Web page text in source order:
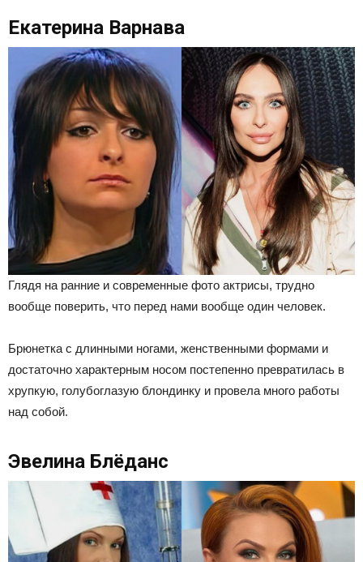
Екатерина Варнава
Глядя на ранние и современные фото актрисы, трудно
вообще поверить, что перед нами вообще один человек.
Брюнетка с длинными ногами, женственными формами и
достаточно характерным носом постепенно превратилась в
хрупкую, голубоглазую блондинку и провела много работы
над собой.
Эвелина Блёданс